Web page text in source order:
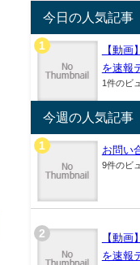
今日の人気記事
【動画
を速報
1件のビ
今週の人気記事
お問い
9件のビ
【動画
を速報